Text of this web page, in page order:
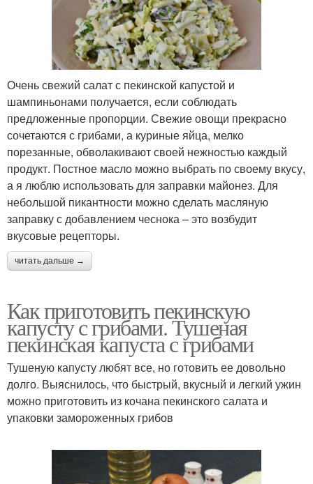
Очень свежий салат с пекинской капустой и
шампиньонами получается, если соблюдать
предложенные пропорции. Свежие овощи прекрасно
сочетаются с грибами, а куриные яйца, мелко
порезанные, обволакивают своей нежностью каждый
продукт. Постное масло можно выбрать по своему вкусу,
а я люблю использовать для заправки майонез. Для
небольшой пикантности можно сделать масляную
заправку с добавлением чеснока – это возбудит
вкусовые рецепторы.
читать дальше →
Как приготовить пекинскую
капусту с грибами. Тушеная
пекинская капуста с грибами
Тушеную капусту любят все, но готовить ее довольно
долго. Выяснилось, что быстрый, вкусный и легкий ужин
можно приготовить из кочана пекинского салата и
упаковки замороженных грибов